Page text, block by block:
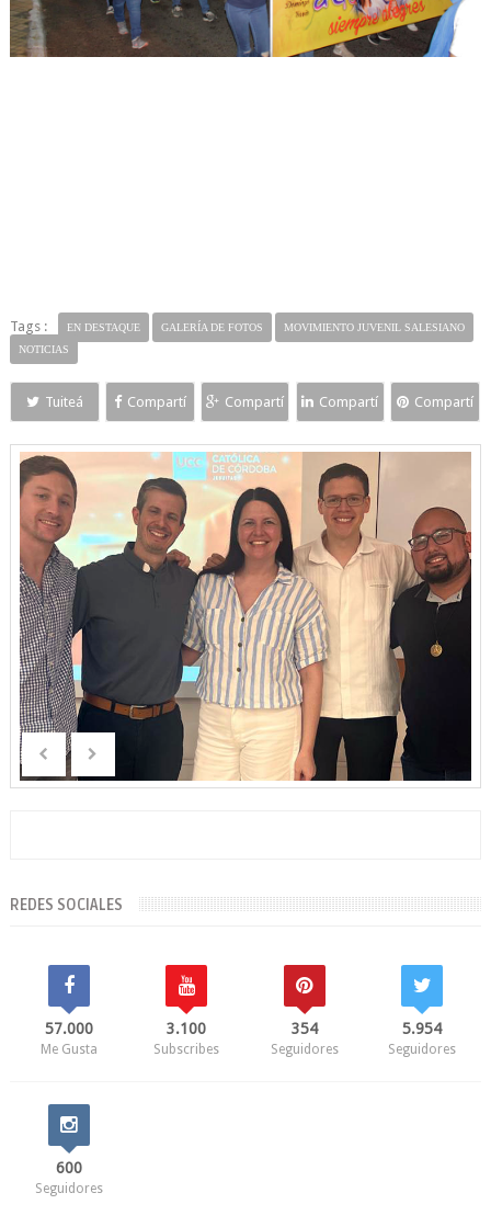
Tags : EN DESTAQUE GALERÍA DE FOTOS
MOVIMIENTO JUVENIL SALESIANO
NOTICIAS
Tuiteá Compartí Compartí Compartí Compartí
REDES SOCIALES
57.000
Me Gusta
3.100
Subscribes
354
Seguidores
5.954
Seguidores
600
Seguidores